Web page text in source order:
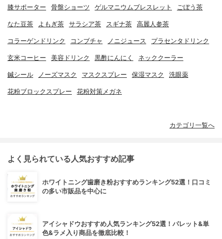
膝サポーター 骨盤ショーツ ゲルマニウムブレスレット ごぼう茶
なた豆茶 よもぎ茶 サラシア茶 スギナ茶 高麗人参茶
コラーゲンドリンク コンブチャ ノニジュース プラセンタドリンク
玄米コーヒー 美容ドリンク 黒酢にんにく ネッククーラー
鍼シール ノーズマスク マスクスプレー 保湿マスク 洗眼薬
花粉ブロックスプレー 花粉対策メガネ
カテゴリ一覧へ
よく見られている人気おすすめ記事
ホワイトニング歯磨き粉おすすめランキング52選！口コミ
の多い市販品を中心に
アイシャドウおすすめ人気ランキング52選！パレット&単
色&ラメ入り商品を徹底比較！